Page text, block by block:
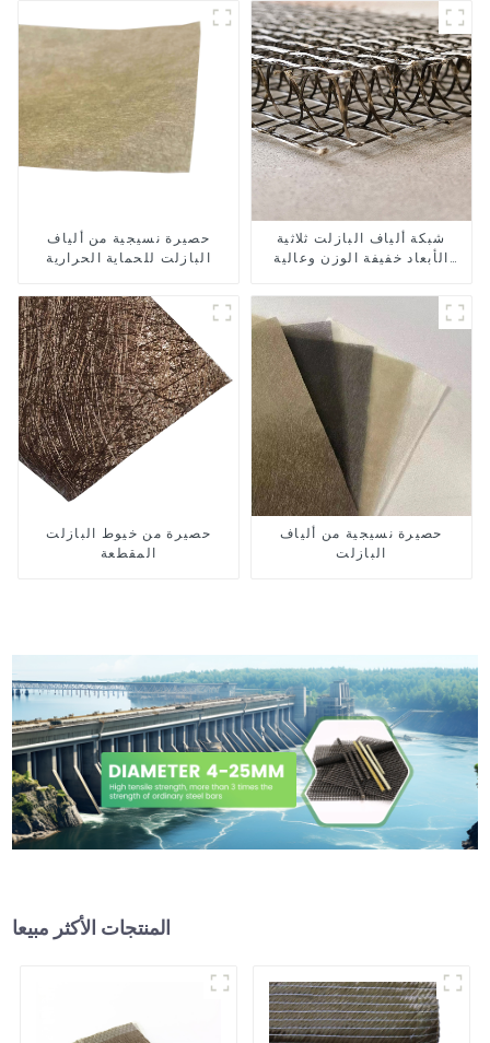
حصيرة نسيجية من ألياف
البازلت للحماية الحرارية
شبكة ألياف البازلت ثلاثية
الأبعاد خفيفة الوزن وعالية
حصيرة من خيوط البازلت
المقطعة
حصيرة نسيجية من ألياف
البازلت
المنتجات الأكثر مبيعا